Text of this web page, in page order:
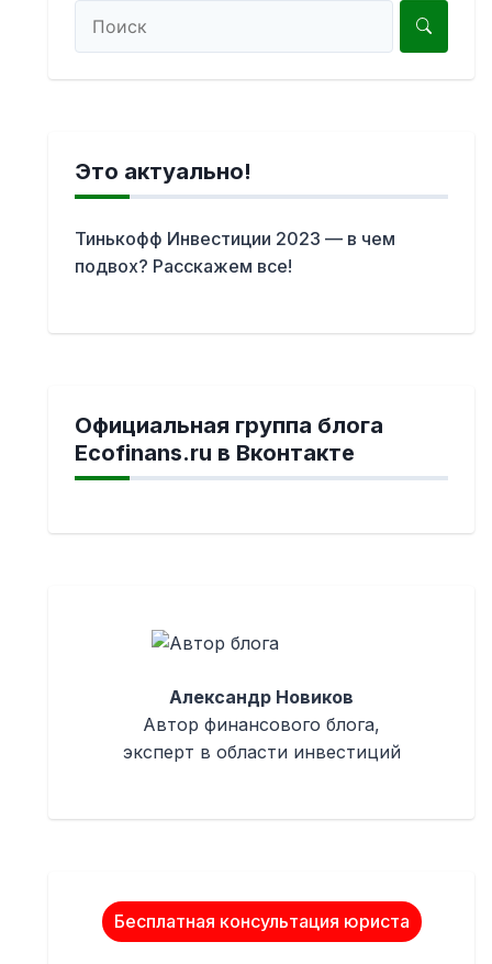
Это актуально!
Тинькофф Инвестиции 2023 — в чем
подвох? Расскажем все!
Официальная группа блога
Ecofinans.ru в Вконтакте
Александр Новиков
Автор финансового блога,
эксперт в области инвестиций
Бесплатная консультация юриста